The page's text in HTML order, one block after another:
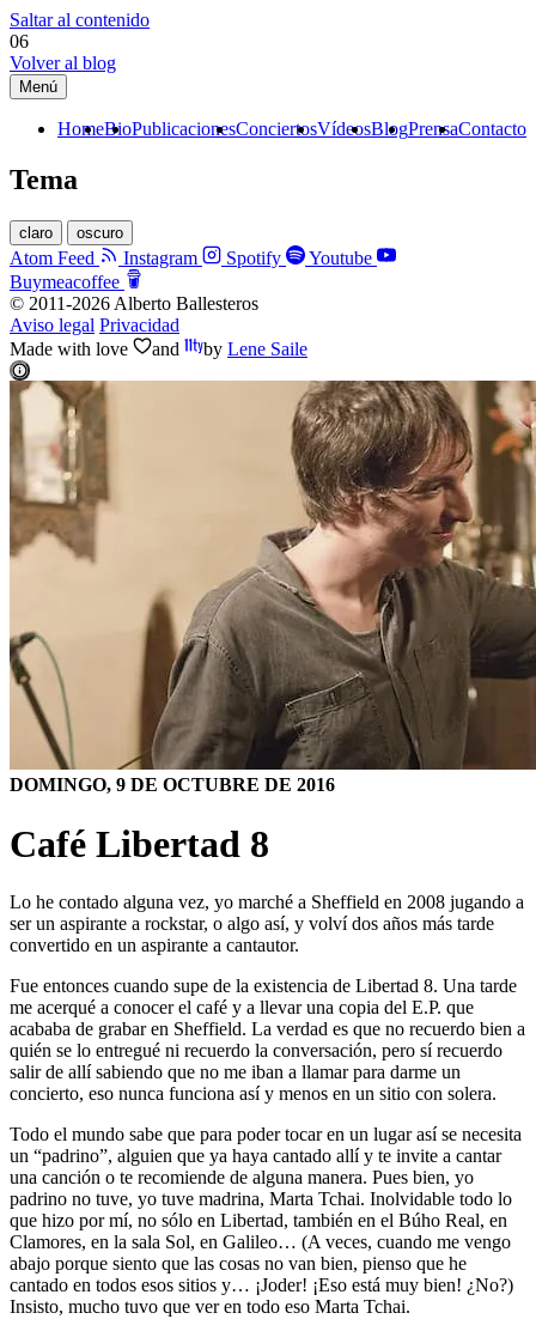
Saltar al contenido
06
Volver al blog
Menú
HomeBioPublicacionesConciertosVídeosBlogPrensaContacto
Tema
claro oscuro
Atom Feed Instagram Spotify
Youtube
Buymeacoffee
© 2011-2026 Alberto Ballesteros
Aviso legal Privacidad
Made with love and by Lene Saile
DOMINGO, 9 DE OCTUBRE DE 2016
Café Libertad 8
Lo he contado alguna vez, yo marché a Sheffield en 2008 jugando a
ser un aspirante a rockstar, o algo así, y volví dos años más tarde
convertido en un aspirante a cantautor.
Fue entonces cuando supe de la existencia de Libertad 8. Una tarde
me acerqué a conocer el café y a llevar una copia del E.P. que
acababa de grabar en Sheffield. La verdad es que no recuerdo bien a
quién se lo entregué ni recuerdo la conversación, pero sí recuerdo
salir de allí sabiendo que no me iban a llamar para darme un
concierto, eso nunca funciona así y menos en un sitio con solera.
Todo el mundo sabe que para poder tocar en un lugar así se necesita
un “padrino”, alguien que ya haya cantado allí y te invite a cantar
una canción o te recomiende de alguna manera. Pues bien, yo
padrino no tuve, yo tuve madrina, Marta Tchai. Inolvidable todo lo
que hizo por mí, no sólo en Libertad, también en el Búho Real, en
Clamores, en la sala Sol, en Galileo… (A veces, cuando me vengo
abajo porque siento que las cosas no van bien, pienso que he
cantado en todos esos sitios y… ¡Joder! ¡Eso está muy bien! ¿No?)
Insisto, mucho tuvo que ver en todo eso Marta Tchai.